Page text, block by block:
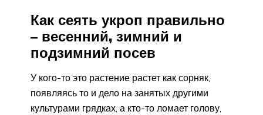
Как сеять укроп правильно
– весенний, зимний и
подзимний посев
У кого-то это растение растет как сорняк,
появляясь то и дело на занятых другими
культурами грядках, а кто-то ломает голову,